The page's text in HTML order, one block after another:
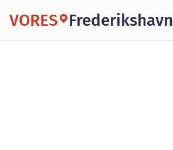
VORES Frederikshavn